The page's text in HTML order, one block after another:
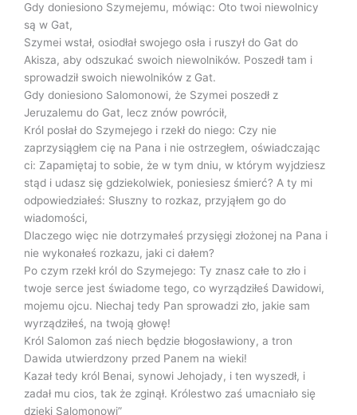
Gdy doniesiono Szymejemu, mówiąc: Oto twoi niewolnicy
są w Gat,
Szymei wstał, osiodłał swojego osła i ruszył do Gat do
Akisza, aby odszukać swoich niewolników. Poszedł tam i
sprowadził swoich niewolników z Gat.
Gdy doniesiono Salomonowi, że Szymei poszedł z
Jeruzalemu do Gat, lecz znów powrócił,
Król posłał do Szymejego i rzekł do niego: Czy nie
zaprzysiągłem cię na Pana i nie ostrzegłem, oświadczając
ci: Zapamiętaj to sobie, że w tym dniu, w którym wyjdziesz
stąd i udasz się gdziekolwiek, poniesiesz śmierć? A ty mi
odpowiedziałeś: Słuszny to rozkaz, przyjąłem go do
wiadomości,
Dlaczego więc nie dotrzymałeś przysięgi złożonej na Pana i
nie wykonałeś rozkazu, jaki ci dałem?
Po czym rzekł król do Szymejego: Ty znasz całe to zło i
twoje serce jest świadome tego, co wyrządziłeś Dawidowi,
mojemu ojcu. Niechaj tedy Pan sprowadzi zło, jakie sam
wyrządziłeś, na twoją głowę!
Król Salomon zaś niech będzie błogosławiony, a tron
Dawida utwierdzony przed Panem na wieki!
Kazał tedy król Benai, synowi Jehojady, i ten wyszedł, i
zadał mu cios, tak że zginął. Królestwo zaś umacniało się
dzięki Salomonowi”